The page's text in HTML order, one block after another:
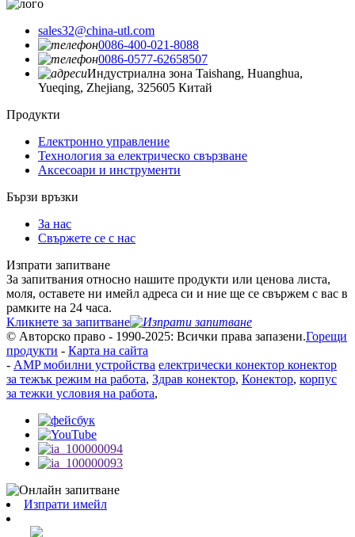
sales32@china-utl.com
0086-400-021-8088
0086-0577-62658507
Индустриална зона Taishang, Huanghua,
Yueqing, Zhejiang, 325605 Китай
Продукти
Електронно управление
Технология за електрическо свързване
Аксесоари и инструменти
Бързи връзки
За нас
Свържете се с нас
Изпрати запитване
За запитвания относно нашите продукти или ценова листа,
моля, оставете ни имейл адреса си и ние ще се свържем с вас в
рамките на 24 часа.
Кликнете за запитване
© Авторско право - 1990-2025: Всички права запазени.Горещи
продукти - Карта на сайта
- AMP мобилни устройства електрически конектор конектор
за тежък режим на работа, Здрав конектор, Конектор, корпус
за тежки условия на работа,
Изпрати имейл